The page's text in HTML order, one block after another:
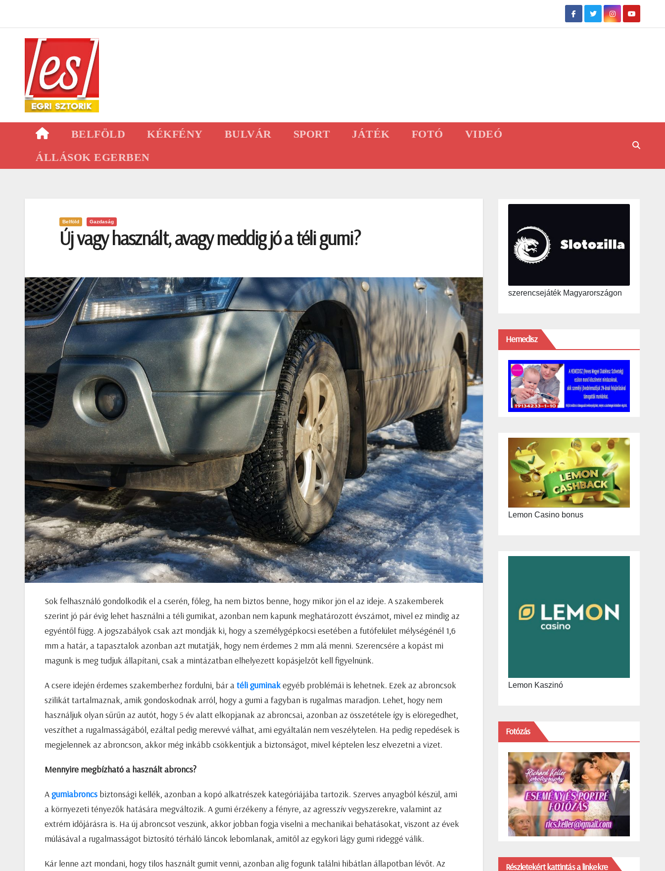
content
BELFÖLD KÉKFÉNY BULVÁR SPORT JÁTÉK FOTÓ
VIDEÓ
ÁLLÁSOK EGERBEN
Belföld Gazdaság
Új vagy használt, avagy meddig jó a téli gumi?
Sok felhasználó gondolkodik el a cserén, főleg, ha nem biztos benne, hogy mikor jön el az ideje. A szakemberek
szerint jó pár évig lehet használni a téli gumikat, azonban nem kapunk meghatározott évszámot, mivel ez mindig az
egyéntől függ. A jogszabályok csak azt mondják ki, hogy a személygépkocsi esetében a futófelület mélységénél 1,6
mm a határ, a tapasztalok azonban azt mutatják, hogy nem érdemes 2 mm alá menni. Szerencsére a kopást mi
magunk is meg tudjuk állapítani, csak a mintázatban elhelyezett kopásjelzőt kell figyelnünk.
A csere idején érdemes szakemberhez fordulni, bár atéli guminakegyéb problémái is lehetnek. Ezek az abroncsok
szilikát tartalmaznak, amik gondoskodnak arról, hogy a gumi a fagyban is rugalmas maradjon. Lehet, hogy nem
használjuk olyan sűrűn az autót, hogy 5 év alatt elkopjanak az abroncsai, azonban az összetétele így is elöregedhet,
veszíthet a rugalmasságából, ezáltal pedig merevvé válhat, ami egyáltalán nem veszélytelen. Ha pedig repedések is
megjelennek az abroncson, akkor még inkább csökkentjük a biztonságot, mivel képtelen lesz elvezetni a vizet.
Mennyire megbízható a használt abroncs?
Agumiabroncs biztonsági kellék, azonban a kopó alkatrészek kategóriájába tartozik. Szerves anyagból készül, ami
a környezeti tényezők hatására megváltozik. A gumi érzékeny a fényre, az agresszív vegyszerekre, valamint az
extrém időjárásra is. Ha új abroncsot veszünk, akkor jobban fogja viselni a mechanikai behatásokat, viszont az évek
múlásával a rugalmasságot biztosító térháló láncok lebomlanak, amitől az egykori lágy gumi rideggé válik.
Kár lenne azt mondani, hogy tilos használt gumit venni, azonban alig fogunk találni hibátlan állapotban lévőt. Az
szerencsejáték Magyarországon
Hemedisz
Lemon Casino bonus
Lemon Kaszinó
Fotózás
Részletekért kattintás a linkekre